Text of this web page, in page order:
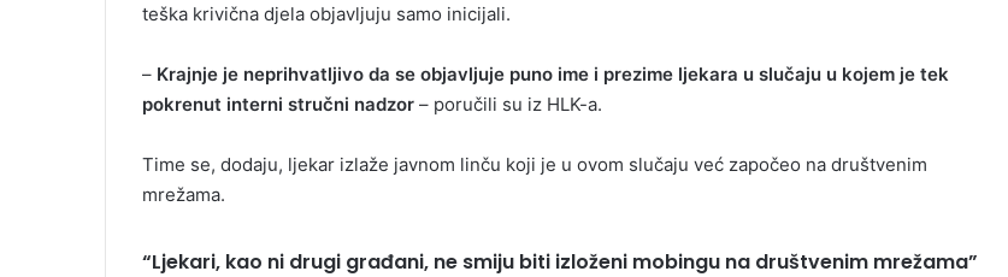
teška krivična djela objavljuju samo inicijali.
– Krajnje je neprihvatljivo da se objavljuje puno ime i prezime ljekara u slučaju u kojem je tek
pokrenut interni stručni nadzor – poručili su iz HLK-a.
Time se, dodaju, ljekar izlaže javnom linču koji je u ovom slučaju već započeo na društvenim
mrežama.
“Ljekari, kao ni drugi građani, ne smiju biti izloženi mobingu na društvenim mrežama”